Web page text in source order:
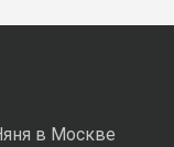
в Москве